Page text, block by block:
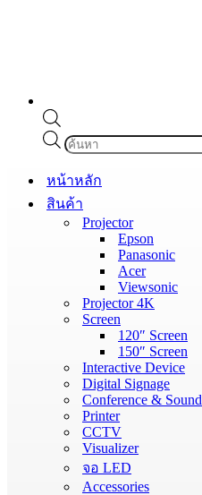
Products
search
หน้าหลัก
สินค้า
Projector
Epson
Panasonic
Acer
Viewsonic
Projector 4K
Screen
120″ Screen
150″ Screen
Interactive Device
Digital Signage
Conference & Sound
Printer
CCTV
Visualizer
จอ LED
Accessories